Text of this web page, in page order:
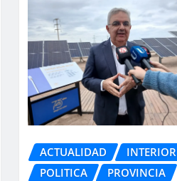
ACTUALIDAD
INTERIOR
POLITICA
PROVINCIA